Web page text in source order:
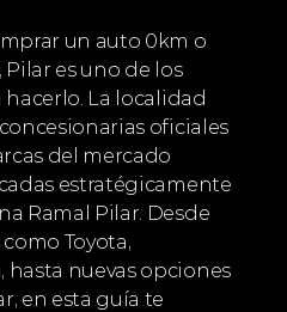
un auto 0km o
es uno de los
La localidad
oficiales
del mercado
estratégicamente
Ramal Pilar. Desde
Toyota,
hasta nuevas opciones
en esta guía te